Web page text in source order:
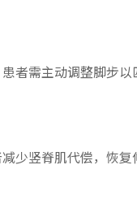
者需主动调整脚步
少竖脊肌代偿，恢复